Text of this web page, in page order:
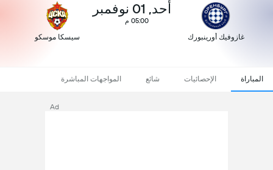
غازوفيك أورينبورك
أحد, 01 نوفمبر
05:00 م
سيسكا موسكو
المباراة الإحصائيات شائع المواجهات المباشرة
Ad